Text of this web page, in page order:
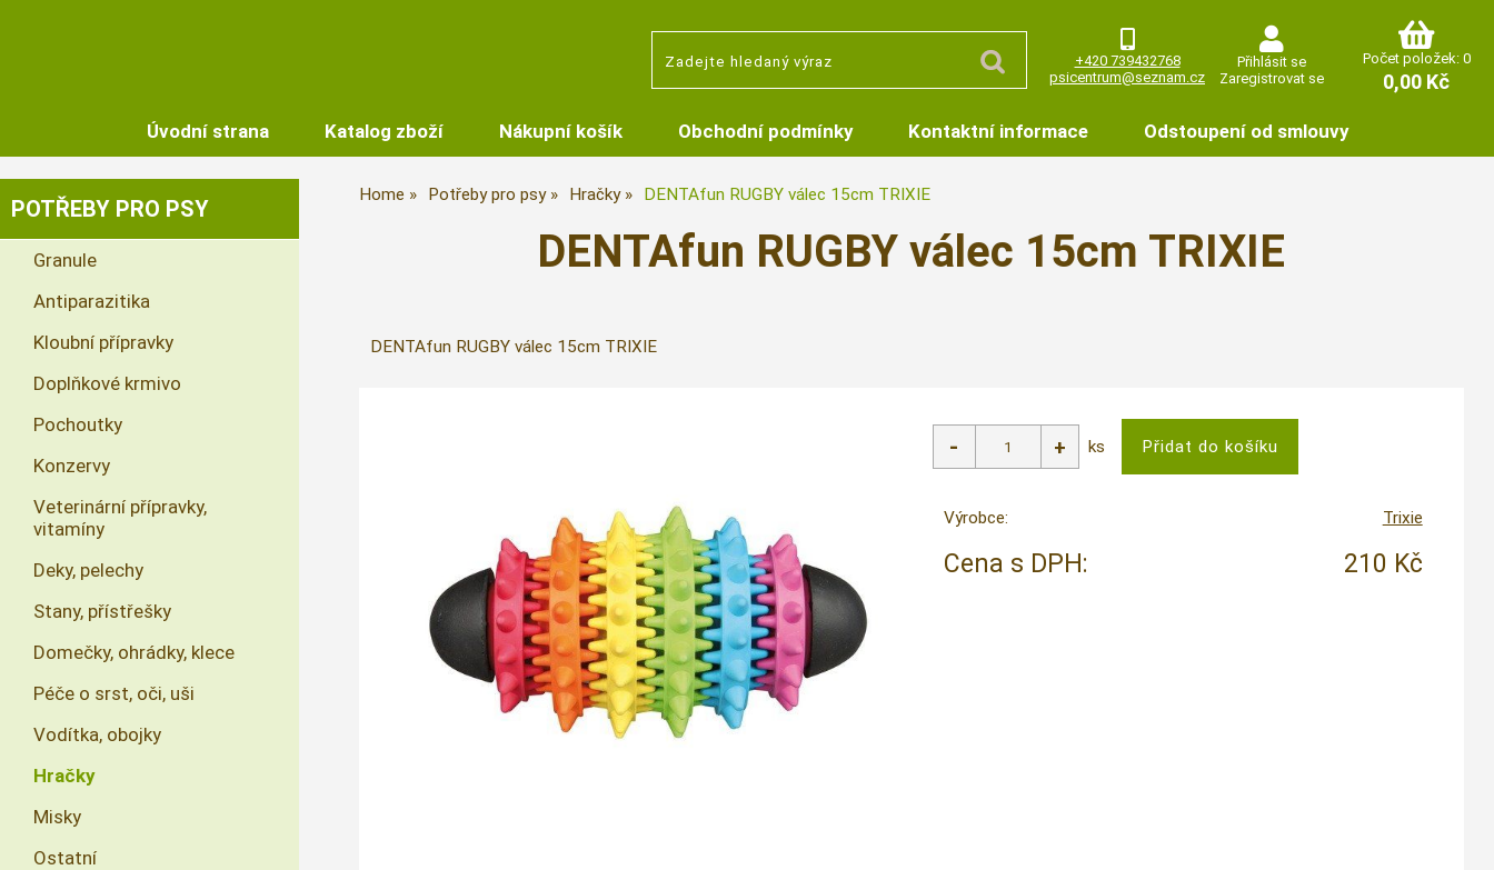
+420 739432768
psicentrum@seznam.cz
Přihlásit se
Zaregistrovat se
Počet položek: 0
0,00 Kč
Úvodní strana Katalog zboží Nákupní košík Obchodní podmínky Kontaktní informace Odstoupení od smlouvy
Home Potřeby pro psy Hračky DENTAfun RUGBY válec 15cm TRIXIE
DENTAfun RUGBY válec 15cm TRIXIE
DENTAfun RUGBY válec 15cm TRIXIE
ks
Výrobce: Trixie
Cena s DPH: 210 Kč
POTŘEBY PRO PSY
Granule
Antiparazitika
Kloubní přípravky
Doplňkové krmivo
Pochoutky
Konzervy
Veterinární přípravky,
vitamíny
Deky, pelechy
Stany, přístřešky
Domečky, ohrádky, klece
Péče o srst, oči, uši
Vodítka, obojky
Hračky
Misky
Ostatní